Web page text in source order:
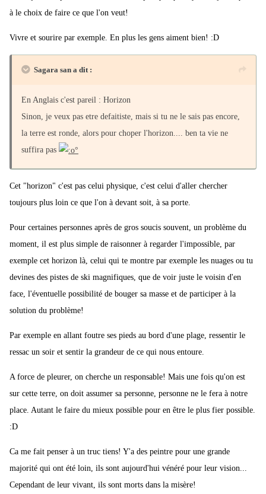
à le choix de faire ce que l'on veut!
Vivre et sourire par exemple. En plus les gens aiment bien! :D
Sagara san a dit :
En Anglais c'est pareil : Horizon
Sinon, je veux pas etre defaitiste, mais si tu ne le sais pas encore,
la terre est ronde, alors pour choper l'horizon.... ben ta vie ne
suffira pas
Cet "horizon" c'est pas celui physique, c'est celui d'aller chercher
toujours plus loin ce que l'on à devant soit, à sa porte.
Pour certaines personnes après de gros soucis souvent, un problème du
moment, il est plus simple de raisonner à regarder l'impossible, par
exemple cet horizon là, celui qui te montre par exemple les nuages ou tu
devines des pistes de ski magnifiques, que de voir juste le voisin d'en
face, l'éventuelle possibilité de bouger sa masse et de participer à la
solution du problème!
Par exemple en allant foutre ses pieds au bord d'une plage, ressentir le
ressac un soir et sentir la grandeur de ce qui nous entoure.
A force de pleurer, on cherche un responsable! Mais une fois qu'on est
sur cette terre, on doit assumer sa personne, personne ne le fera à notre
place. Autant le faire du mieux possible pour en être le plus fier possible.
:D
Ca me fait penser à un truc tiens! Y'a des peintre pour une grande
majorité qui ont été loin, ils sont aujourd'hui vénéré pour leur vision...
Cependant de leur vivant, ils sont morts dans la misère!